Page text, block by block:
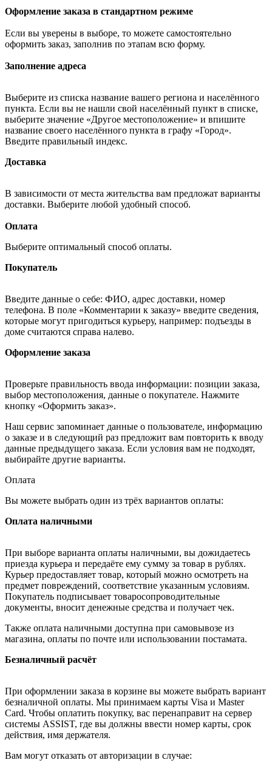
Оформление заказа в стандартном режиме
Если вы уверены в выборе, то можете самостоятельно
оформить заказ, заполнив по этапам всю форму.
Заполнение адреса
Выберите из списка название вашего региона и населённого
пункта. Если вы не нашли свой населённый пункт в списке,
выберите значение «Другое местоположение» и впишите
название своего населённого пункта в графу «Город».
Введите правильный индекс.
Доставка
В зависимости от места жительства вам предложат варианты
доставки. Выберите любой удобный способ.
Оплата
Выберите оптимальный способ оплаты.
Покупатель
Введите данные о себе: ФИО, адрес доставки, номер
телефона. В поле «Комментарии к заказу» введите сведения,
которые могут пригодиться курьеру, например: подъезды в
доме считаются справа налево.
Оформление заказа
Проверьте правильность ввода информации: позиции заказа,
выбор местоположения, данные о покупателе. Нажмите
кнопку «Оформить заказ».
Наш сервис запоминает данные о пользователе, информацию
о заказе и в следующий раз предложит вам повторить к вводу
данные предыдущего заказа. Если условия вам не подходят,
выбирайте другие варианты.
Оплата
Вы можете выбрать один из трёх вариантов оплаты:
Оплата наличными
При выборе варианта оплаты наличными, вы дожидаетесь
приезда курьера и передаёте ему сумму за товар в рублях.
Курьер предоставляет товар, который можно осмотреть на
предмет повреждений, соответствие указанным условиям.
Покупатель подписывает товаросопроводительные
документы, вносит денежные средства и получает чек.
Также оплата наличными доступна при самовывозе из
магазина, оплаты по почте или использовании постамата.
Безналичный расчёт
При оформлении заказа в корзине вы можете выбрать вариант
безналичной оплаты. Мы принимаем карты Visa и Master
Card. Чтобы оплатить покупку, вас перенаправит на сервер
системы ASSIST, где вы должны ввести номер карты, срок
действия, имя держателя.
Вам могут отказать от авторизации в случае: